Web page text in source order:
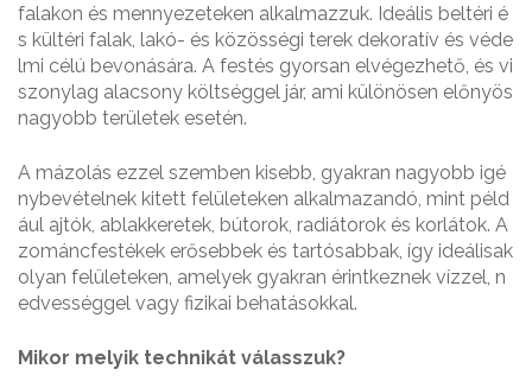
falakon és mennyezeteken alkalmazzuk. Ideális beltéri é
s kültéri falak, lakó- és közösségi terek dekoratív és véde
lmi célú bevonására. A festés gyorsan elvégezhető, és vi
szonylag alacsony költséggel jár, ami különösen előnyös
nagyobb területek esetén.
A mázolás ezzel szemben kisebb, gyakran nagyobb igé
nybevételnek kitett felületeken alkalmazandó, mint péld
ául ajtók, ablakkeretek, bútorok, radiátorok és korlátok. A
zománcfestékek erősebbek és tartósabbak, így ideálisak
olyan felületeken, amelyek gyakran érintkeznek vízzel, n
edvességgel vagy fizikai behatásokkal.
Mikor melyik technikát válasszuk?